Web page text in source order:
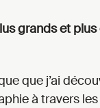
grands et plus
que j’ai
à travers